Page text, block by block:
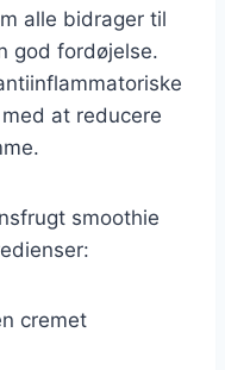
alle bidrager til
god fordøjelse.
at reducere
smoothie
cremet